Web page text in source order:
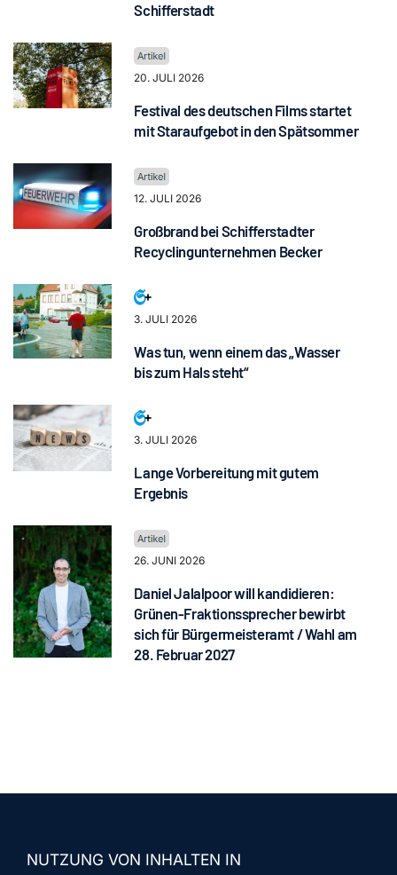
Schifferstadt
20. JULI 2026
Festival des deutschen Films startet
mit Staraufgebot in den Spätsommer
12. JULI 2026
Großbrand bei Schifferstadter
Recyclingunternehmen Becker
3. JULI 2026
Was tun, wenn einem das „Wasser
bis zum Hals steht“
3. JULI 2026
Lange Vorbereitung mit gutem
Ergebnis
26. JUNI 2026
Daniel Jalalpoor will kandidieren:
Grünen-Fraktionssprecher bewirbt
sich für Bürgermeisteramt / Wahl am
28. Februar 2027
NUTZUNG VON INHALTEN IN